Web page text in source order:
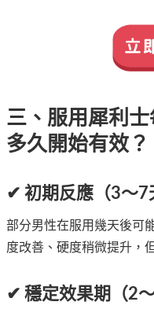
三、服用犀利士
多久開始有效？
✔ 初期反應（3～7
部分男性在服用幾天後可
度改善、硬度稍微提升，
✔ 穩定效果期（2～